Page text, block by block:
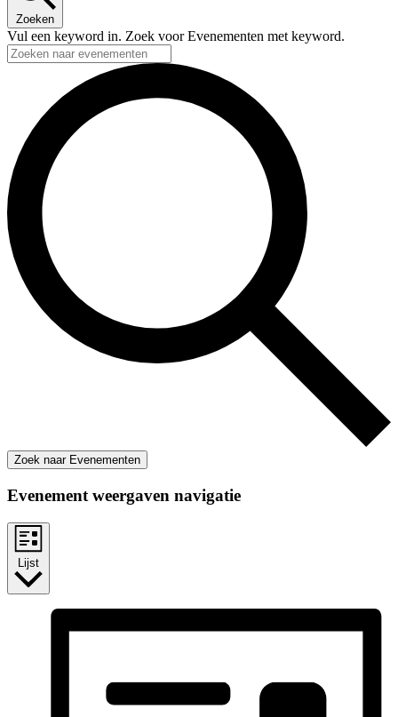
Zoeken
Vul een keyword in. Zoek voor Evenementen met keyword.
Zoek naar Evenementen
Evenement weergaven navigatie
Lijst